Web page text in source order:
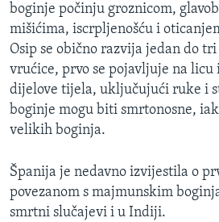
boginje počinju groznicom,
mišićima, iscrpljenošću i
Osip se obično razvija jedan do
vrućice, prvo se pojavljuje na licu
dijelove tijela, uključujući ruke i
boginje mogu biti smrtonosne,
velikih boginja.
Španija je nedavno izvijestila o
povezanom s majmunskim
smrtni slučajevi i u Indiji.